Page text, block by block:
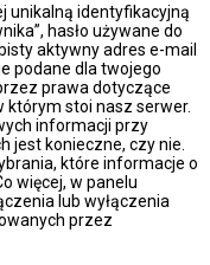
unikalną identyfikacyjną
hasło używane do
aktywny adres e-mail
podane dla twojego
prawa dotyczące
którym stoi nasz serwer.
informacji przy
jest konieczne, czy nie.
które informacje o
więcej, w panelu
lub wyłączenia
przez